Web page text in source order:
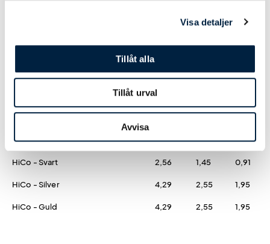
Visa detaljer
Tillåt alla
Tillåt urval
Avvisa
Magnetremsa
1,78
LoCo - Silver
LoCo - Guld 2,48 1,82 1,17
HiCo - Svart 2,56 1,45 0,91
HiCo - Silver 4,29 2,55 1,95
HiCo - Guld 4,29 2,55 1,95